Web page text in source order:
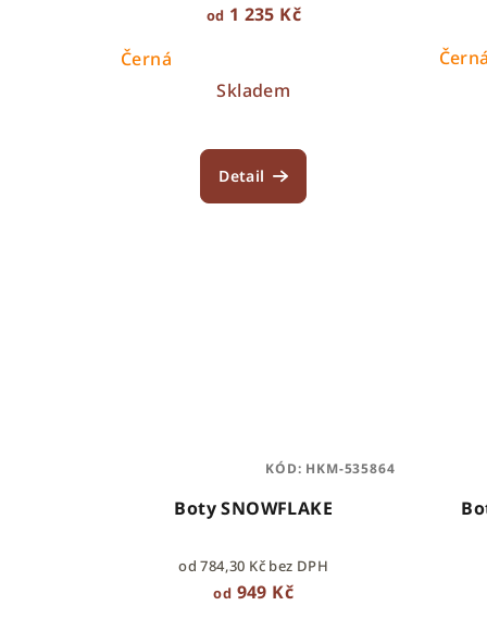
od 1 235 Kč
Černá
Skladem
Detail
Černá
Boty SNOWFLAKE
od 784,30 Kč bez DPH
od 949 Kč
KÓD: HKM-535864